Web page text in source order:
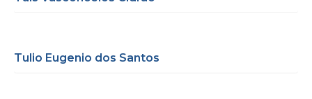
Tulio Eugenio dos Santos